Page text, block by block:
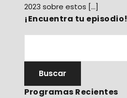
2023 sobre estos […]
¡Encuentra tu episodio!
Programas Recientes